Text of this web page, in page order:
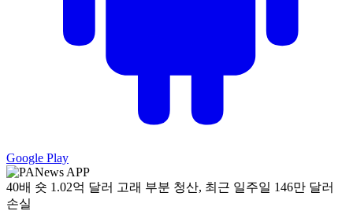
Google Play
40배 숏 1.02억 달러 고래 부분 청산, 최근 일주일 146만 달러
손실